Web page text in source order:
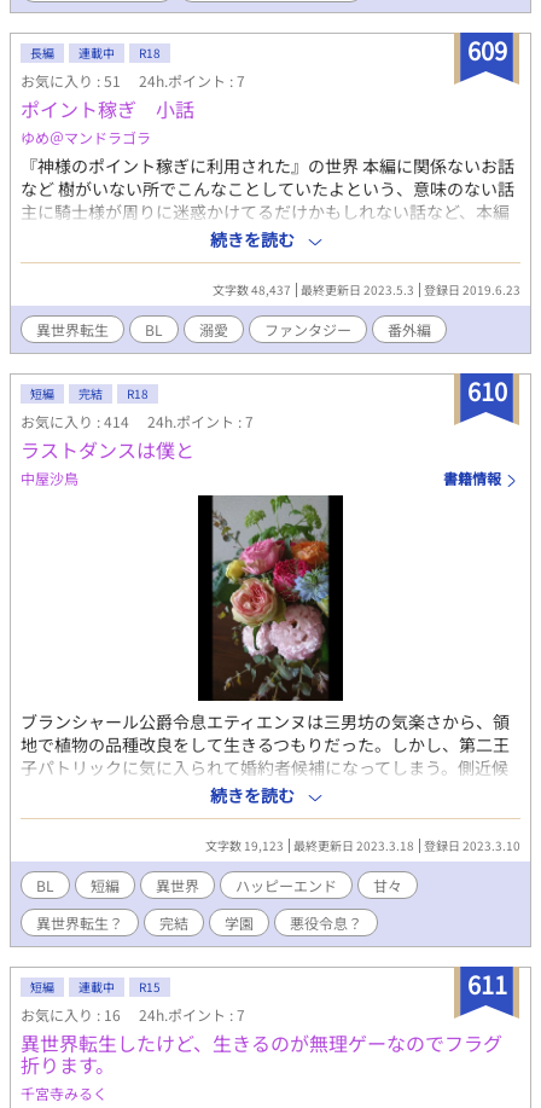
609
長編 連載中 R18
お気に入り : 51 24h.ポイント : 7
ポイント稼ぎ 小話
ゆめ＠マンドラゴラ
『神様のポイント稼ぎに利用された』の世界 本編に関係ないお話
など 樹がいない所でこんなことしていたよという、意味のない話
主に騎士様が周りに迷惑かけてるだけかもしれない話など、本編
に関係なくて組み込めない浮かんだネタを不定期更新。 ※時系列
は適当、他サイトでも連載中
続きを読む
文字数 48,437 最終更新日 2023.5.3 登録日 2019.6.23
異世界転生 BL 溺愛 ファンタジー 番外編
610
短編 完結 R18
お気に入り : 414 24h.ポイント : 7
ラストダンスは僕と
中屋沙鳥 書籍情報
ブランシャール公爵令息エティエンヌは三男坊の気楽さから、領
地で植物の品種改良をして生きるつもりだった。しかし、第二王
子パトリックに気に入られて婚約者候補になってしまう。側近候
補と一緒にそれなりに仲良く学院に通っていたが、ある日聖女候
補の男爵令嬢アンヌが転入してきて……/王子×公爵令息/異世界
転生を匂わせていますが、作品中では明らかになりません。完結
しました。
続きを読む
文字数 19,123 最終更新日 2023.3.18 登録日 2023.3.10
BL 短編 異世界 ハッピーエンド
甘々
異世界転生？
完結 学園 悪役令息？
611
短編 連載中 R15
お気に入り : 16 24h.ポイント : 7
異世界転生したけど、生きるのが無理ゲーなのでフラグ
折ります。
千宮寺みるく